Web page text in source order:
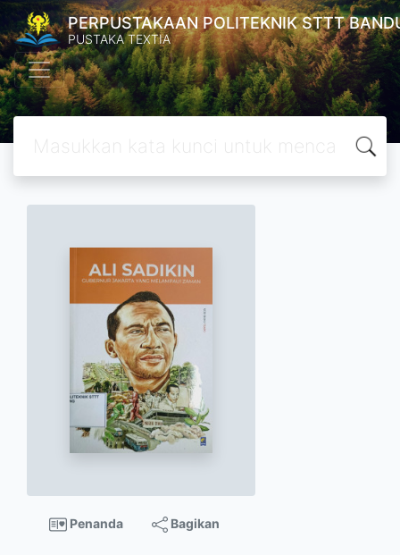
PERPUSTAKAAN POLITEKNIK STTT
PUSTAKA TEXTIA
Penanda Bagikan